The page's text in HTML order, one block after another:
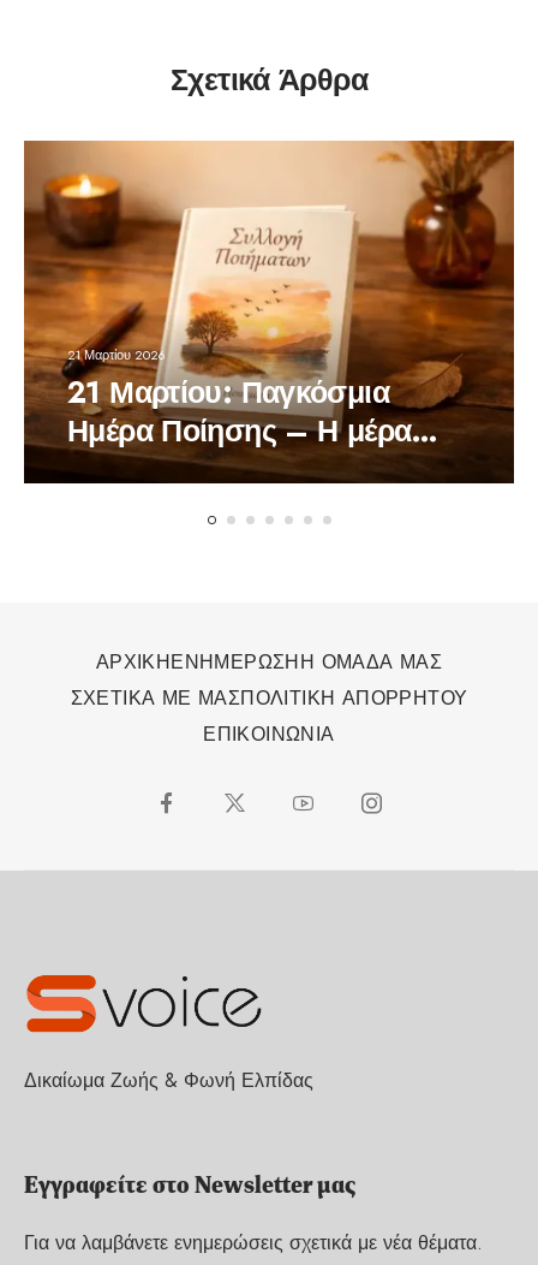
Σχετικά Άρθρα
21 Μαρτίου 2026
21 Μαρτίου: Παγκόσμια
Ημέρα Ποίησης – Η μέρα
που οι λέξεις θυμίζουν τη
δύναμή τους
ΑΡΧΙΚΗΕΝΗΜΕΡΩΣΗΗ ΟΜΑΔΑ ΜΑΣ
ΣΧΕΤΙΚΑ ΜΕ ΜΑΣΠΟΛΙΤΙΚΗ ΑΠΟΡΡΗΤΟΥ
ΕΠΙΚΟΙΝΩΝΙΑ
Δικαίωμα Ζωής & Φωνή Ελπίδας
Εγγραφείτε στο Newsletter μας
Για να λαμβάνετε ενημερώσεις σχετικά με νέα θέματα.